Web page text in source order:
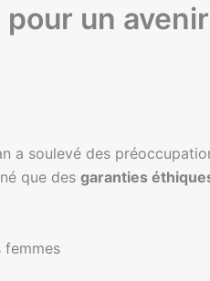
pour un
a soulevé des
que des garanties
femmes